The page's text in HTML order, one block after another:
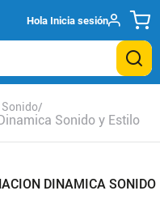
Hola Inicia sesión
Sonido
Sonido y Estilo
DINAMICA SONIDO